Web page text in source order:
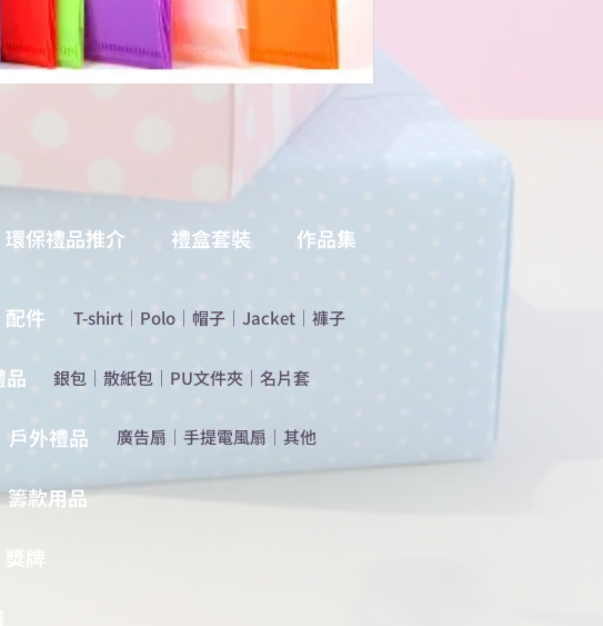
環保禮品推介 禮盒套裝 作品集
件 T-shirt ｜ Polo ｜ 帽子 ｜ Jacket ｜ 褲子
品 ​銀包 ｜ 散紙包 ｜ PU文件夾 ｜ 名片套
戶外禮品 ​廣告扇 ｜ 手提電風扇 ｜ 其他
籌款用品
獎牌